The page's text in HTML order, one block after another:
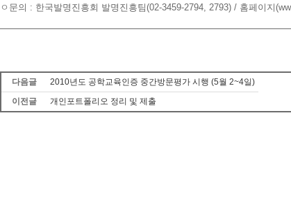
ㅇ문의 : 한국발명진흥회 발명진흥팀(02-3459-2794, 2793) / 홈페이지
다음글
2010년도 공학교육인증 중간방문평가 시행 (5월 2~4일)
이전글
개인포트폴리오 정리 및 제출